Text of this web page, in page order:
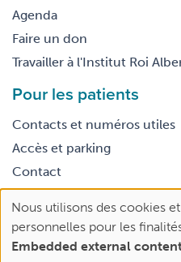
Agenda
Faire un don
Travailler à l'Institut Roi
Pour les patients
Contacts et numéros utiles
Accès et parking
Contact
Footer
legal
Conditions générales
Use
of
personal
Nous utilisons des cookies
personnelles pour les
Embedded external